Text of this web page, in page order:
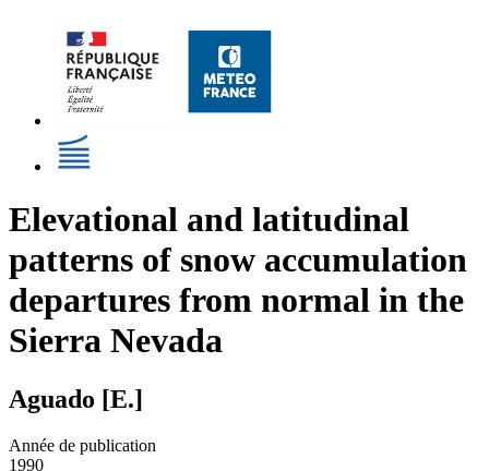
Elevational and latitudinal
patterns of snow accumulation
departures from normal in the
Sierra Nevada
Aguado [E.]
Année de publication
1990